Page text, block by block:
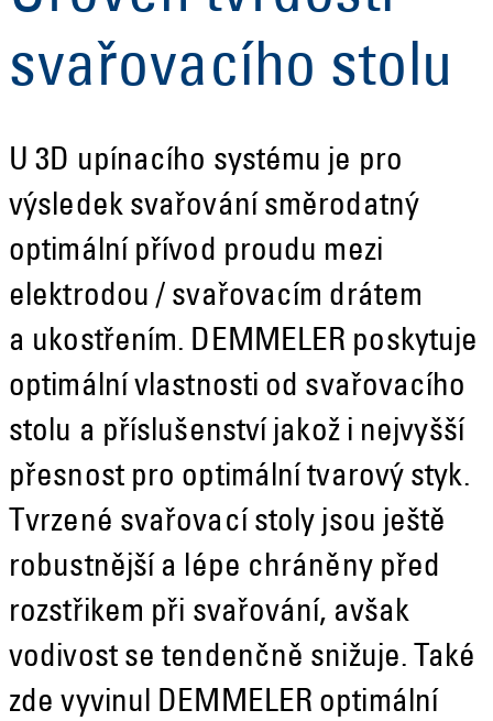
svařovacího stolu
U 3D upínacího systému je pro
výsledek svařování směrodatný
optimální přívod proudu mezi
elektrodou / svařovacím drátem
a ukostřením. DEMMELER poskytuje
optimální vlastnosti od svařovacího
stolu a příslušenství jakož i nejvyšší
přesnost pro optimální tvarový styk.
Tvrzené svařovací stoly jsou ještě
robustnější a lépe chráněny před
rozstřikem při svařování, avšak
vodivost se tendenčně snižuje. Také
zde vyvinul DEMMELER optimální